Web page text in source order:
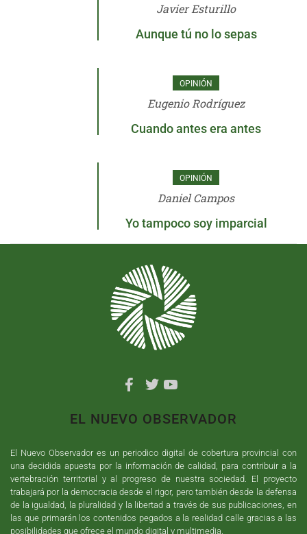
Javier Esturillo
Aunque tú no lo sepas
OPINIÓN
Eugenio Rodríguez
Cuando antes era antes
OPINIÓN
Daniel Campos
Yo tampoco soy imparcial
EL NUEVO OBSERVADOR
El Nuevo Observador es un periodico digital de cobertura provincial con
una decidida apuesta por la información de calidad, para contribuir a la
vertebración territorial y al progreso de nuestra sociedad. El proyecto
trabajará por la democracia desde el rigor, pero también desde la defensa
de la igualdad, la pluralidad y la libertad a través de sus publicaciones, en
las que primarán los contenidos pegados a la realidad calle gracias a las
posibilidades que ofrece el mundo digital y multimedia.